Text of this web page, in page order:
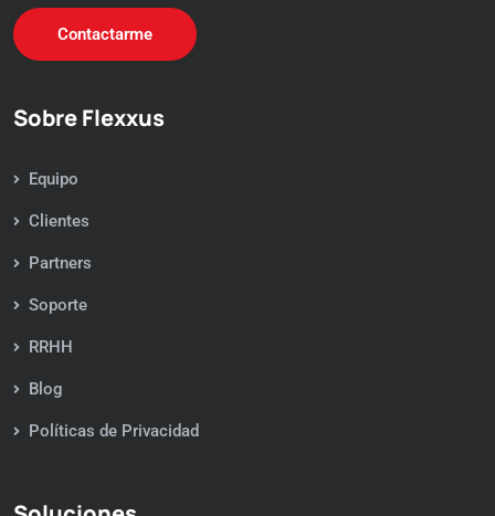
Contactarme
Sobre Flexxus
Equipo
Clientes
Partners
Soporte
RRHH
Blog
Políticas de Privacidad